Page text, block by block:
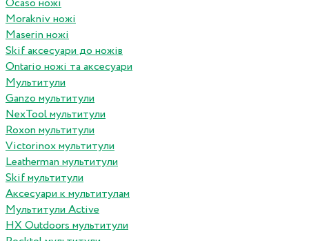
Ocaso ножі
Morakniv ножі
Maserin ножі
Skif аксесуари до ножів
Ontario ножі та аксесуари
Мультитули
Ganzo мультитули
NexTool мультитули
Roxon мультитули
Victorinox мультитули
Leatherman мультитули
Skif мультитули
Аксесуари к мультитулам
Мультитули Active
HX Outdoors мультитули